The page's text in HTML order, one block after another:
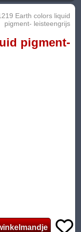
Earth colors liquid
pigment- leisteengrijs
pigment-